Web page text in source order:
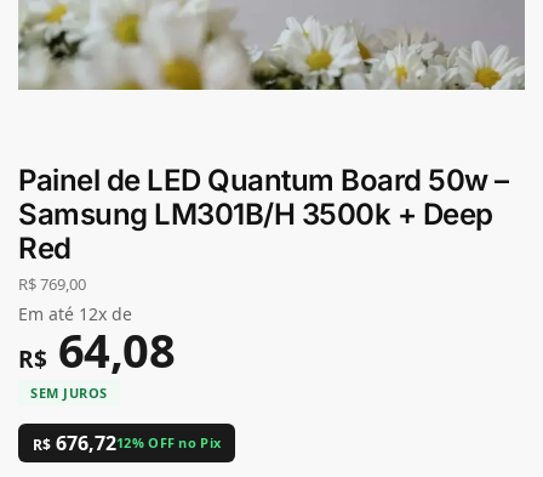
Painel de LED Quantum Board 50w –
Samsung LM301B/H 3500k + Deep
Red
R$769,00
Em até 12x de
R$ 64,08
R$ 676,7212% OFF no Pix